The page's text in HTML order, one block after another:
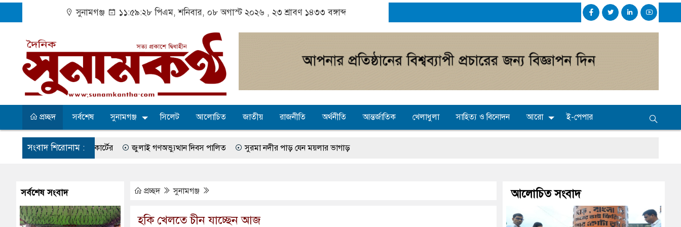
সুনামগঞ্জ ১১:৫৯:২৮ পিএম, শনিবার, ০৮ অগাস্ট ২০২৬ , ২৩ শ্রাবণ ১৪৩৩ বঙ্গাব্দ
প্রচ্ছদ সর্বশেষ সুনামগঞ্জ সিলেট আলোচিত জাতীয় রাজনীতি অর্থনীতি আন্তর্জাতিক খেলাধুলা সাহিত্য ও বিনোদন আরো ই-পেপার
সংবাদ শিরোনাম :
নির্দেশ হাইকোর্টের জুলাই গণঅভ্যুত্থান দিবস পালিত সুরমা নদীর পাড় যেন ময়লার ভাগাড়
সব অভিযোগ প্রত্যাখ্যান আজ জুলাই গণঅভ্যুত্থান দিবস সুনামগঞ্জে গ্যাস সংকট চুলা জ্বলে না, পাম্পে দীর্ঘ লাইন
পরিষদের সম্প্রসারিত প্রশাসনিক ভবনের উদ্বোধন ৫ আগস্ট ঘিরে তৎপরতা চালানোর মুরোদ আওয়ামী লীগের নেই : স্বরাষ্ট্রমন্ত্রী
প্রচ্ছদ সুনামগঞ্জ
​হকি খেলতে চীন যাচ্ছেন আজ
সর্বশেষ সংবাদ আলোচিত সংবাদ